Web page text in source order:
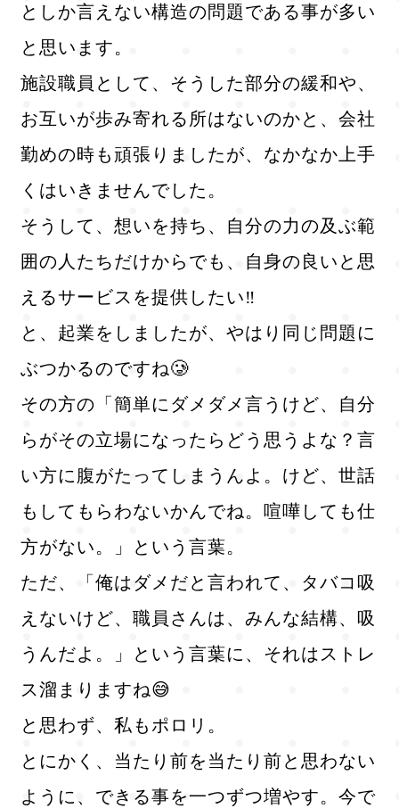
としか言えない構造の問題である事が多い
と思います。
施設職員として、そうした部分の緩和や、
お互いが歩み寄れる所はないのかと、会社
勤めの時も頑張りましたが、なかなか上手
くはいきませんでした。
そうして、想いを持ち、自分の力の及ぶ範
囲の人たちだけからでも、自身の良いと思
えるサービスを提供したい‼️
と、起業をしましたが、やはり同じ問題に
ぶつかるのですね🥲
その方の「簡単にダメダメ言うけど、自分
らがその立場になったらどう思うよな？言
い方に腹がたってしまうんよ。けど、世話
もしてもらわないかんでね。喧嘩しても仕
方がない。」という言葉。
ただ、「俺はダメだと言われて、タバコ吸
えないけど、職員さんは、みんな結構、吸
うんだよ。」という言葉に、それはストレ
ス溜まりますね😅
と思わず、私もポロリ。
とにかく、当たり前を当たり前と思わない
ように、できる事を一つずつ増やす。今で